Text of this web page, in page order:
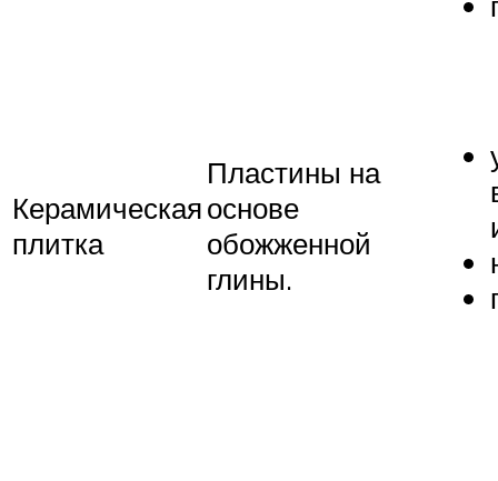
Керамическая
плитка
Пластины на
основе
обожженной
глины.